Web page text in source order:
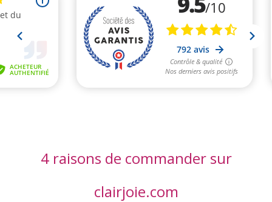
4 raisons de commander sur
clairjoie.com